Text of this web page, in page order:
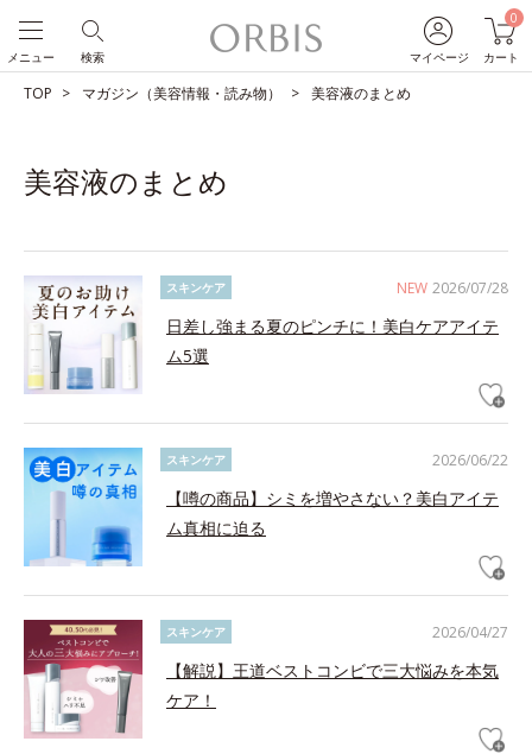
マイページ
0
カート
検索
メニュー
TOP マガジン（美容情報・読み物） 美容液のまとめ
美容液のまとめ
NEW 2026/07/28
スキンケア
日差し強まる夏のピンチに！美白ケアアイテ
ム5選
2026/06/22
スキンケア
【噂の商品】シミを増やさない？美白アイテ
ム真相に迫る
2026/04/27
スキンケア
【解説】王道ベストコンビで三大悩みを本気
ケア！